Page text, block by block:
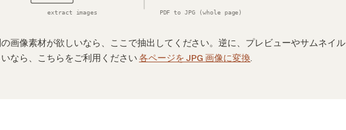
extract images PDF to JPG (whole page)
画像素材が欲しいなら、ここで抽出してください。逆に、プレビューやサムネイル
なら、こちらをご利用ください 各ページを JPG 画像に変換.